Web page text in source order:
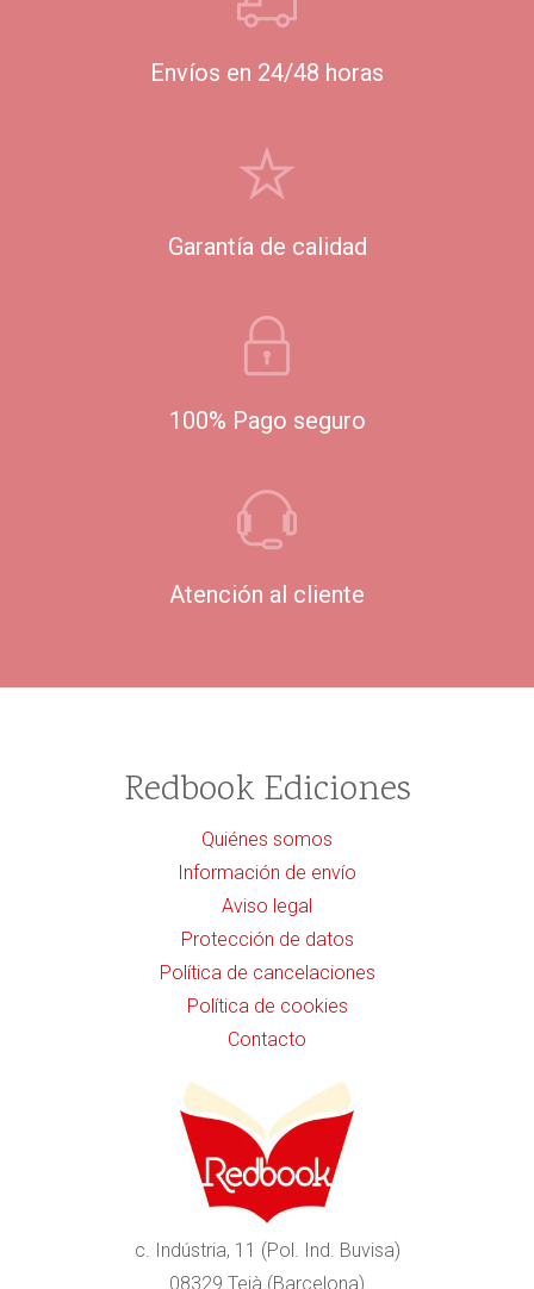
Envíos en 24/48 horas
Garantía de calidad
100% Pago seguro
Atención al cliente
Redbook Ediciones
Quiénes somos
Información de envío
Aviso legal
Protección de datos
Política de cancelaciones
Política de cookies
Contacto
c. Indústria, 11 (Pol. Ind. Buvisa)
08329 Teià (Barcelona)